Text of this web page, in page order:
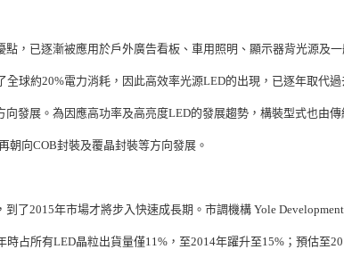
，已逐漸被應用於戶外廣告看板、車用照明、顯示器背光源及
球約20%電力消耗，因此高效率光源LED的出現，已逐年取代過
發展。為因應高功率及高亮度LED的發展趨勢，構裝型式也由傳
朝向COB封裝及覆晶封裝等方向發展。
了2015年市場才將步入快速成長期。市調機構 Yole
占所有LED晶粒出貨量僅11%，至2014年躍升至15%；預估至